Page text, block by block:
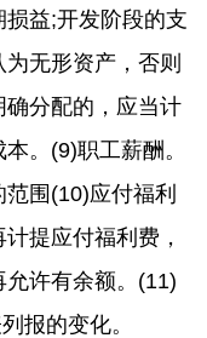
益;开发阶段的支
无形资产，否则
分配的，应当计
。(9)职工薪酬。
围(10)应付福利
提应付福利费，
许有余额。(11)
报的变化。